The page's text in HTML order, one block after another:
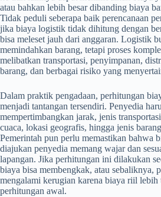
atau bahkan lebih besar dibanding biaya
Tidak peduli seberapa baik perencanaan
jika biaya logistik tidak dihitung dengan
bisa meleset jauh dari anggaran. Logistik
memindahkan barang, tetapi proses
melibatkan transportasi, penyimpanan,
barang, dan berbagai risiko yang
Dalam praktik pengadaan, perhitungan
menjadi tantangan tersendiri. Penyedia
mempertimbangkan jarak, jenis
cuaca, lokasi geografis, hingga jenis
Pemerintah pun perlu memastikan bahwa
diajukan penyedia memang wajar dan
lapangan. Jika perhitungan ini dilakukan
biaya bisa membengkak, atau sebaliknya,
mengalami kerugian karena biaya riil lebih
perhitungan awal.